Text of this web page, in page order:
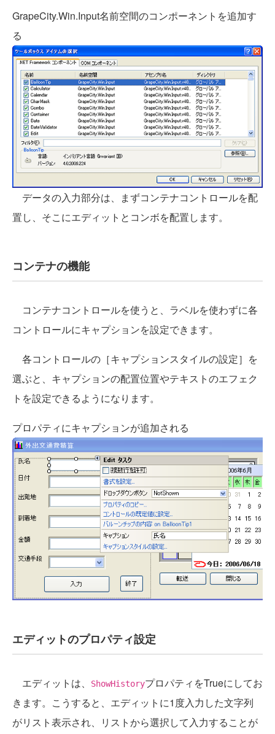
GrapeCity.Win.Input名前空間のコンポーネントを追加す
る
データの入力部分は、まずコンテナコントロールを配
置し、そこにエディットとコンボを配置します。
コンテナの機能
コンテナコントロールを使うと、ラベルを使わずに各
コントロールにキャプションを設定できます。
各コントロールの［キャプションスタイルの設定］を
選ぶと、キャプションの配置位置やテキストのエフェク
トを設定できるようになります。
プロパティにキャプションが追加される
エディットのプロパティ設定
エディットは、 ShowHistoryプロパティをTrueにしてお
きます。こうすると、エディットに1度入力した文字列
がリスト表示され、リストから選択して入力することが